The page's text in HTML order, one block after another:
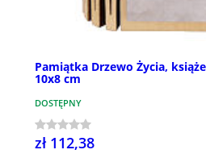
Pamiątka Drzewo Życia,
10x8 cm
DOSTĘPNY
zł 112,38